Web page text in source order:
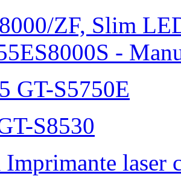
ZF, Slim
-
GT-S5750E
S8530
Imprimante laser